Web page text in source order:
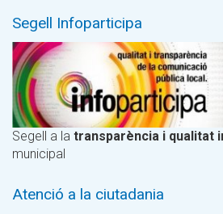
Segell Infoparticipa
Segell a la transparència i qualitat
municipal
Atenció a la ciutadania